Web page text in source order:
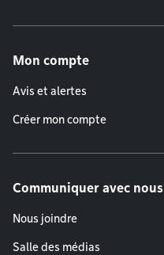
Mon compte
Avis et alertes
Créer mon compte
Communiquer avec nous
Nous joindre
Salle des médias